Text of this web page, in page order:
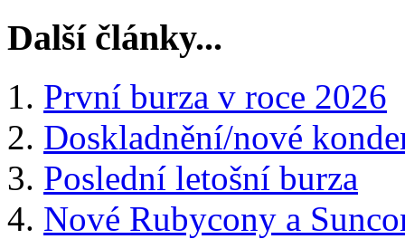
Další články...
První burza v roce 2026
Doskladnění/nové
Poslední letošní burza
Nové Rubycony a